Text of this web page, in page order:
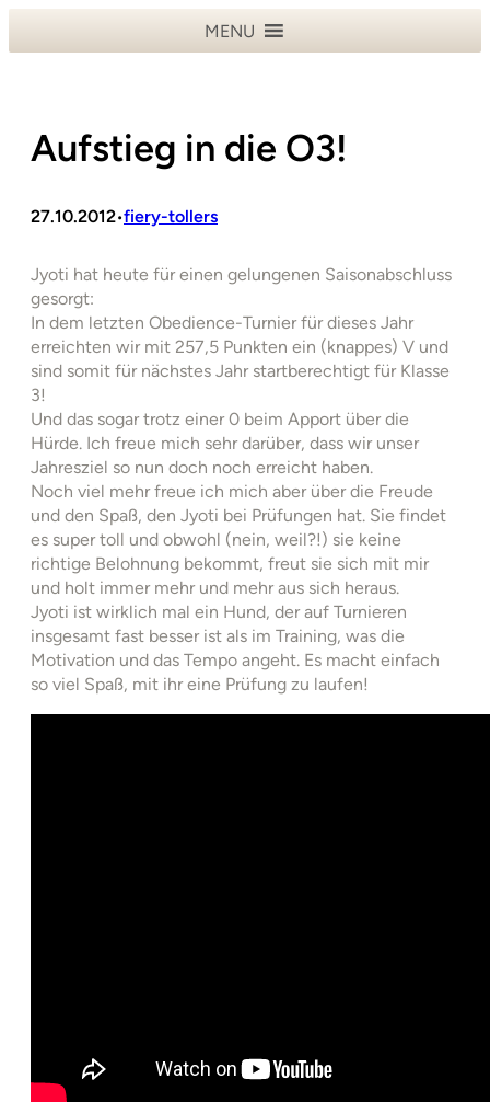
MENU
Aufstieg in die O3!
27.10.2012•fiery-tollers
Jyoti hat heute für einen gelungenen Saisonabschluss
gesorgt:
In dem letzten Obedience-Turnier für dieses Jahr
erreichten wir mit 257,5 Punkten ein (knappes) V und
sind somit für nächstes Jahr startberechtigt für Klasse
3!
Und das sogar trotz einer 0 beim Apport über die
Hürde. Ich freue mich sehr darüber, dass wir unser
Jahresziel so nun doch noch erreicht haben.
Noch viel mehr freue ich mich aber über die Freude
und den Spaß, den Jyoti bei Prüfungen hat. Sie findet
es super toll und obwohl (nein, weil?!) sie keine
richtige Belohnung bekommt, freut sie sich mit mir
und holt immer mehr und mehr aus sich heraus.
Jyoti ist wirklich mal ein Hund, der auf Turnieren
insgesamt fast besser ist als im Training, was die
Motivation und das Tempo angeht. Es macht einfach
so viel Spaß, mit ihr eine Prüfung zu laufen!